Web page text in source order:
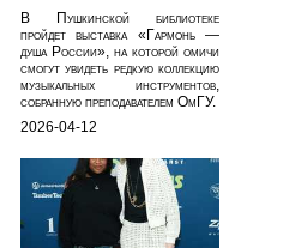
В Пушкинской библиотеке
пройдет выставка «Гармонь —
душа России», на которой омичи
смогут увидеть редкую коллекцию
музыкальных инструментов,
собранную преподавателем ОмГУ.
2026-04-12